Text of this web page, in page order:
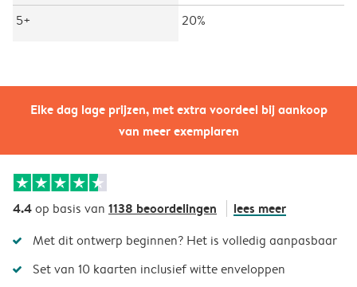
Elke dag lage prijzen, met extra voordeel bij aankoop
van meer exemplaren
5+
20%
4.4op basis van 1138 beoordelingen lees meer
Met dit ontwerp beginnen? Het is volledig aanpasbaar
Set van 10 kaarten inclusief witte enveloppen